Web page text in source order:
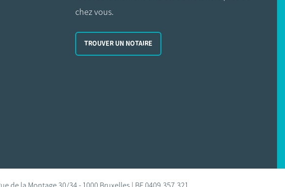
chez vous.
TROUVER UN NOTAIRE